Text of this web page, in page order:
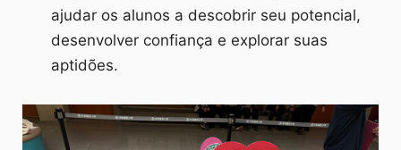
ajudar os alunos a descobrir seu potencial,
desenvolver confiança e explorar suas
aptidões.